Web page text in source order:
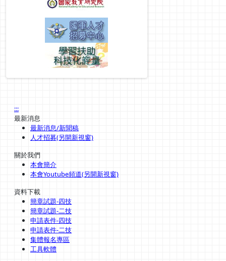
:::
最新消息
最新消息/新聞稿
人才招募(另開新視窗)
關於我們
本會簡介
本會Youtube頻道(另開新視窗)
資料下載
簡章試題-四技
簡章試題-二技
申請表件-四技
申請表件-二技
集體報名專區
工具軟體